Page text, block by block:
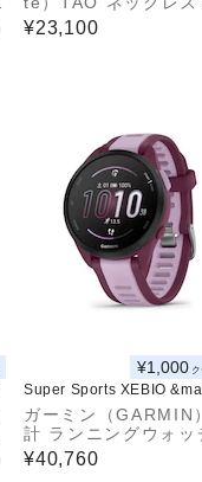
リム ARAN mini
O07
¥23,100
¥1,000
Super Sports XEBIO
ガーミン（GARMIN
計 ランニングウォッ
フォーランナー165
erunner 165 Music
¥40,760